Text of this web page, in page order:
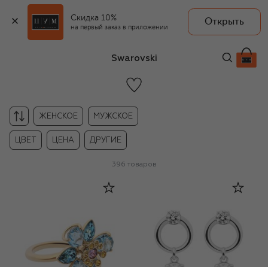
Скидка 10%
на первый заказ в приложении
Открыть
Swarovski
ЖЕНСКОЕ МУЖСКОЕ
ЦВЕТ ЦЕНА ДРУГИЕ
396 товаров